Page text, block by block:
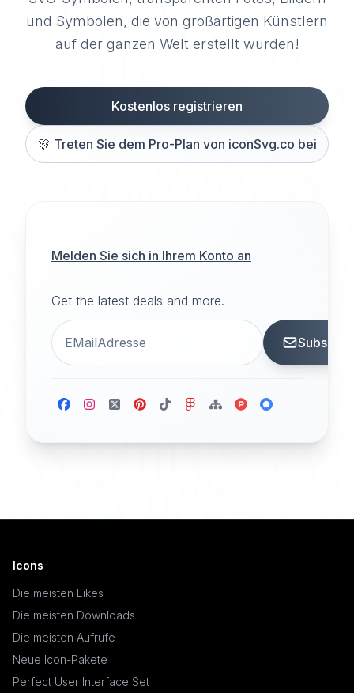
und Symbolen, die von großartigen Künstlern
auf der ganzen Welt erstellt wurden!
Kostenlos registrieren
🎊 Treten Sie dem Pro-Plan von iconSvg.co bei
Melden Sie sich in Ihrem Konto an
Get the latest deals and more.
Icons
Die meisten Likes
Die meisten Downloads
Die meisten Aufrufe
Neue Icon-Pakete
Perfect User Interface Set